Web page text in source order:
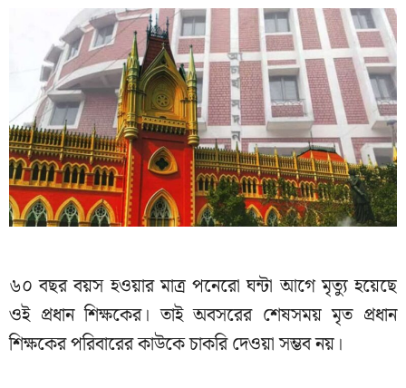
৬০ বছর বয়স হওয়ার মাত্র পনেরো ঘন্টা আগে মৃত্যু হয়েছে
ওই প্রধান শিক্ষকের। তাই অবসরের শেষসময় মৃত প্রধান
শিক্ষকের পরিবারের কাউকে চাকরি দেওয়া সম্ভব নয়।